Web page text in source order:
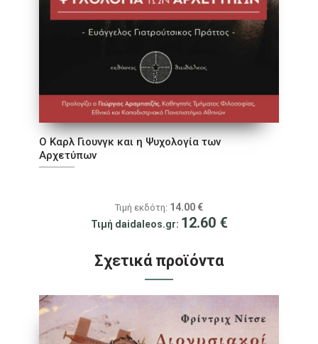
Ο Καρλ Γιουνγκ και η Ψυχολογία των
Αρχετύπων
Τιμή εκδότη: 14.00 €
Τιμή daidaleos.gr: 12.60 €
Σχετικά προϊόντα